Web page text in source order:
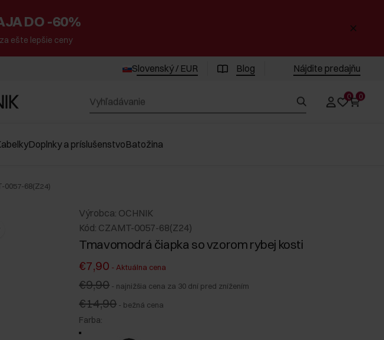
DO -60%
ešte lepšie ceny
Slovenský / EUR Blog Nájdite predajňu
0 0
Doplnky a príslušenstvoBatožina
68(Z24)
Výrobca: OCHNIK
Kód: CZAMT-0057-68(Z24)
Tmavomodrá čiapka so vzorom rybej kosti
€7,90 - Aktuálna cena
€9,90 - najnižšia cena za 30 dní pred znížením
€14,90 - bežná cena
Farba: